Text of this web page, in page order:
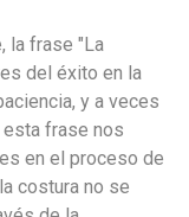
la frase "La
del éxito en la
y a veces
esta frase nos
en el proceso de
costura no se